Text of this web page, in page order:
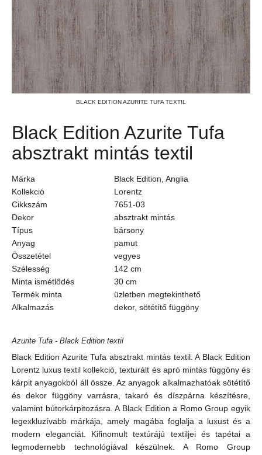
BLACK EDITION AZURITE TUFA TEXTIL
Black Edition Azurite Tufa
absztrakt mintás textil
Márka
Black Edition, Anglia
Kollekció
Lorentz
Cikkszám
7651-03
Dekor
absztrakt mintás
Típus
bársony
Anyag
pamut
Összetétel
vegyes
Szélesség
142 cm
Minta ismétlődés
30 cm
Termék minta
üzletben megtekinthető
Alkalmazás
dekor, sötétítő függöny
Azurite Tufa - Black Edition textil
Black Edition Azurite Tufa absztrakt mintás textil. A Black Edition
Lorentz luxus textil kollekció, texturált és apró mintás függöny és
kárpit anyagokból áll össze. Az anyagok alkalmazhatóak sötétítő
és dekor függöny varrásra, takaró és díszpárna készítésre,
valamint bútorkárpitozásra. A Black Edition a Romo Group egyik
legexkluzívabb márkája, amely magába foglalja a luxust és a
modern eleganciát. Kifinomult textúrájú textiljei és tapétai a
legmodernebb technológiával készülnek. A Romo Group